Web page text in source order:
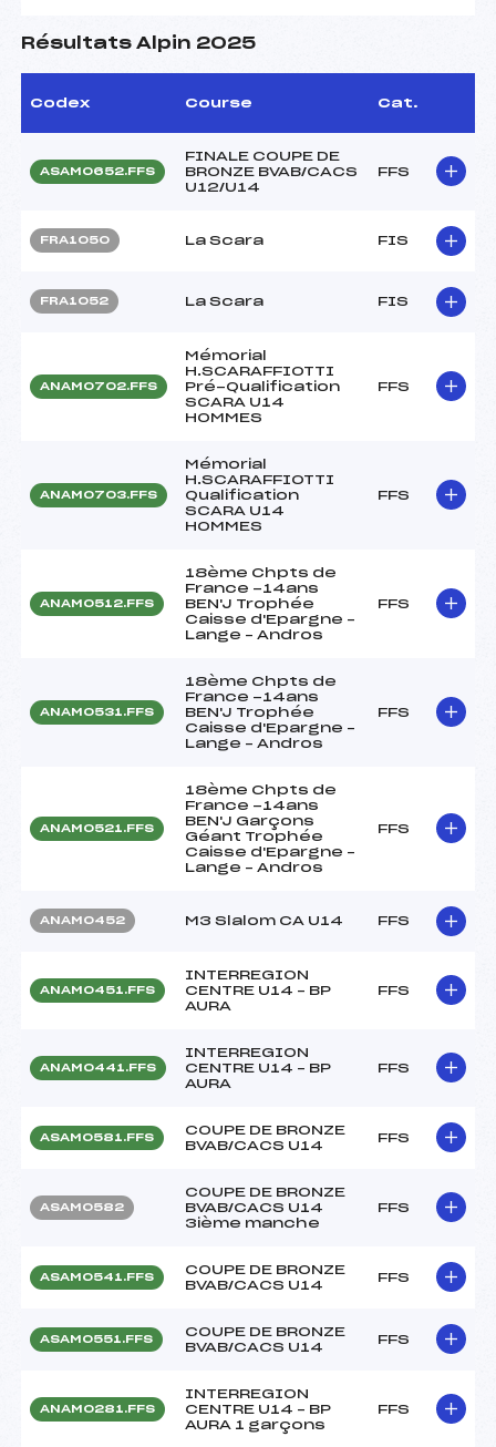
Résultats Alpin 2025
Codex Course Cat.
ASAM0652.FFS
FINALE COUPE DE
BRONZE BVAB/CACS
U12/U14
FFS
FRA1050 La Scara FIS
FRA1052 La Scara FIS
ANAM0702.FFS
Mémorial
H.SCARAFFIOTTI
Pré-Qualification
SCARA U14
HOMMES
FFS
ANAM0703.FFS
Mémorial
H.SCARAFFIOTTI
Qualification
SCARA U14
HOMMES
FFS
ANAM0512.FFS
18ème Chpts de
France -14ans
BEN'J Trophée
Caisse d'Epargne –
Lange – Andros
FFS
ANAM0531.FFS
18ème Chpts de
France -14ans
BEN'J Trophée
Caisse d'Epargne –
Lange – Andros
FFS
ANAM0521.FFS
18ème Chpts de
France -14ans
BEN'J Garçons
Géant Trophée
Caisse d'Epargne –
Lange – Andros
FFS
ANAM0452 M3 Slalom CA U14 FFS
ANAM0451.FFS
INTERREGION
CENTRE U14 – BP
AURA
FFS
ANAM0441.FFS
INTERREGION
CENTRE U14 – BP
AURA
FFS
ASAM0581.FFS
COUPE DE BRONZE
BVAB/CACS U14
FFS
ASAM0582
COUPE DE BRONZE
BVAB/CACS U14
3ième manche
FFS
ASAM0541.FFS
COUPE DE BRONZE
BVAB/CACS U14
FFS
ASAM0551.FFS
COUPE DE BRONZE
BVAB/CACS U14
FFS
ANAM0281.FFS
INTERREGION
CENTRE U14 – BP
AURA 1 garçons
FFS